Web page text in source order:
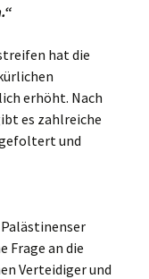
hat die
erhöht. Nach
es zahlreiche
gefoltert und
Frage an die
Verteidiger und